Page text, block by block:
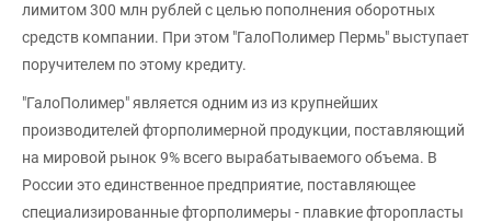
лимитом 300 млн рублей с целью пополнения оборотных
средств компании. При этом "ГалоПолимер Пермь" выступает
поручителем по этому кредиту.
"ГалоПолимер" является одним из из крупнейших
производителей фторполимерной продукции, поставляющий
на мировой рынок 9% всего вырабатываемого объема. В
России это единственное предприятие, поставляющее
специализированные фторполимеры - плавкие фторопласты